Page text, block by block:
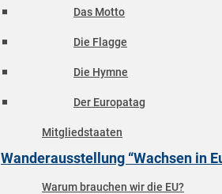
Das Motto
Die Flagge
Die Hymne
Der Europatag
Mitgliedstaaten
Wanderausstellung “Wachsen in
Warum brauchen wir die EU?